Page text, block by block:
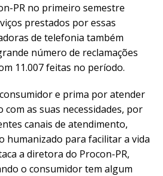
PR no primeiro semestre
prestados por essas
de telefonia também
número de reclamações
11.007 feitas no período.
e prima por atender
com as suas necessidades, por
canais de atendimento,
humanizado para facilitar a vida
a diretora do Procon-PR,
o consumidor tem algum